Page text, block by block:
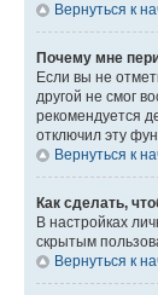
Вернуться к
Почему мне
Если вы не
другой не смог
рекомендуется
отключил эту
Вернуться к
Как сделать,
В настройках
скрытым
Вернуться к